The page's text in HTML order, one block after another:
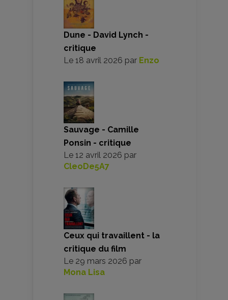
Dune - David Lynch -
critique
Le 18 avril 2026 par Enzo
Sauvage - Camille
Ponsin - critique
Le 12 avril 2026 par
CleoDe5A7
Ceux qui travaillent - la
critique du film
Le 29 mars 2026 par
Mona Lisa